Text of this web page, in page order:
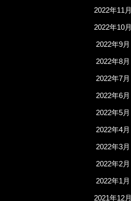
2022年11月
2022年10月
2022年9月
2022年8月
2022年7月
2022年6月
2022年5月
2022年4月
2022年3月
2022年2月
2022年1月
2021年12月